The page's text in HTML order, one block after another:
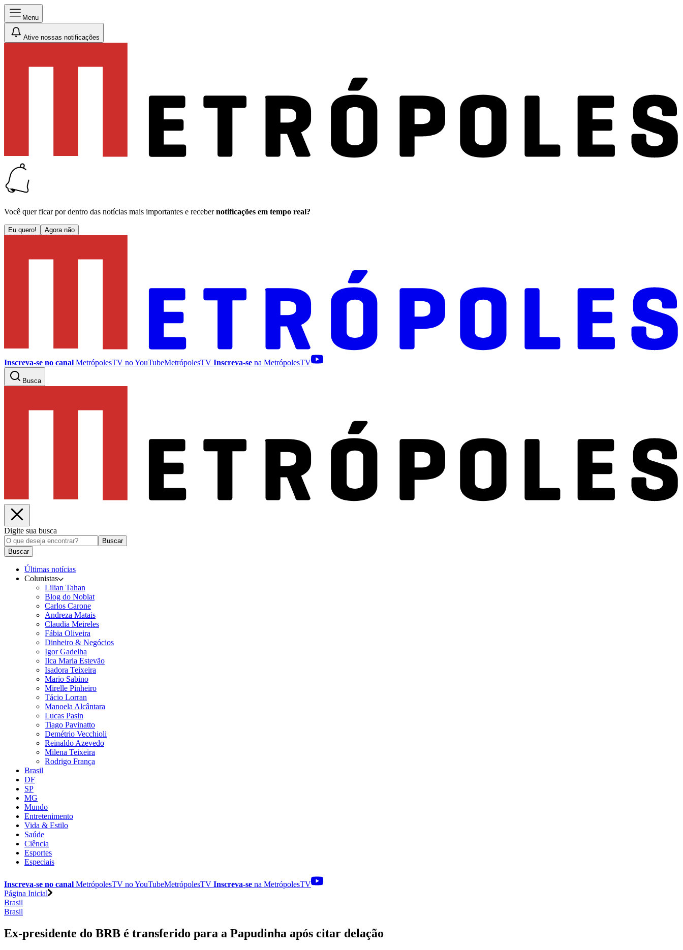
Menu
Ative nossas notificações
Você quer ficar por dentro das notícias mais importantes e receber notificações em tempo real?
Eu quero! Agora não
Inscreva-se no canal MetrópolesTV noYouTubeMetrópolesTV Inscreva-se na MetrópolesTV
Busca
Digite sua busca
Buscar
Buscar
Últimas notícias
Colunistas
Lilian Tahan
Blog do Noblat
Carlos Carone
Andreza Matais
Claudia Meireles
Fábia Oliveira
Dinheiro & Negócios
Igor Gadelha
Ilca Maria Estevão
Isadora Teixeira
Mario Sabino
Mirelle Pinheiro
Tácio Lorran
Manoela Alcântara
Lucas Pasin
Tiago Pavinatto
Demétrio Vecchioli
Reinaldo Azevedo
Milena Teixeira
Rodrigo França
Brasil
DF
SP
MG
Mundo
Entretenimento
Vida & Estilo
Saúde
Ciência
Esportes
Especiais
Inscreva-se no canal MetrópolesTV noYouTubeMetrópolesTV Inscreva-se na MetrópolesTV
Página Inicial
Brasil
Brasil
Ex-presidente do BRB é transferido para a Papudinha após citar delação